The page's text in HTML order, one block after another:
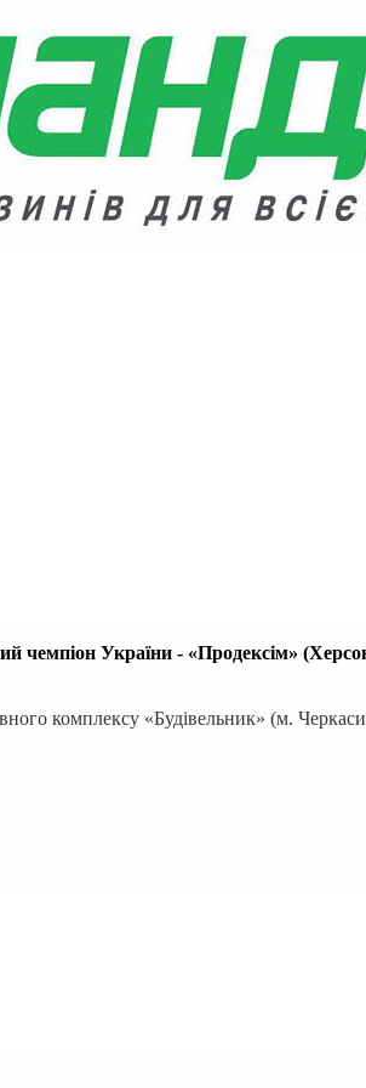
чемпіон України - «Продексім»
комплексу «Будівельник» (м.